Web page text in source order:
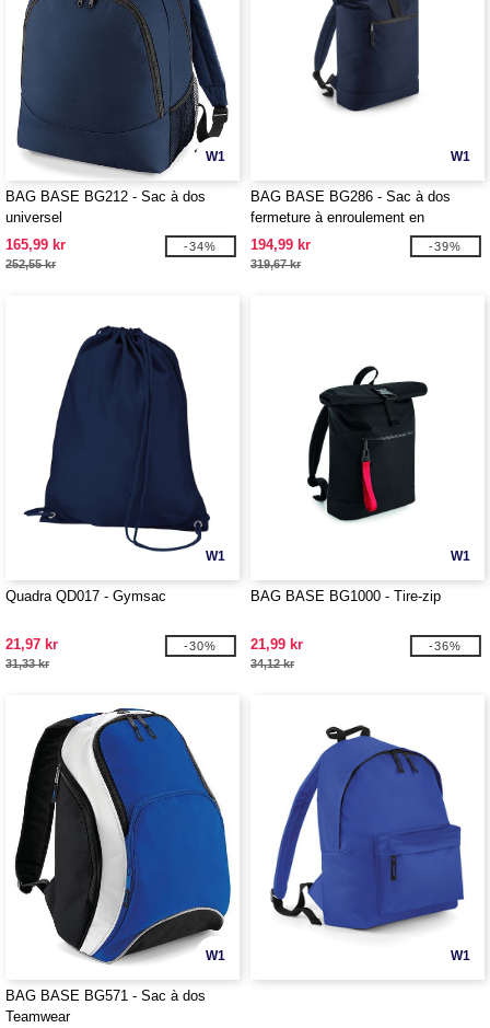
W1
BAG BASE BG212 - Sac à dos
universel
165,99 kr
252,55 kr
-34%
W1
BAG BASE BG286 - Sac à dos
fermeture à enroulement en
matériaux recyclés
194,99 kr
319,67 kr
-39%
W1
Quadra QD017 - Gymsac
21,97 kr
31,33 kr
-30%
W1
BAG BASE BG1000 - Tire-zip
21,99 kr
34,12 kr
-36%
W1
BAG BASE BG571 - Sac à dos
Teamwear
W1